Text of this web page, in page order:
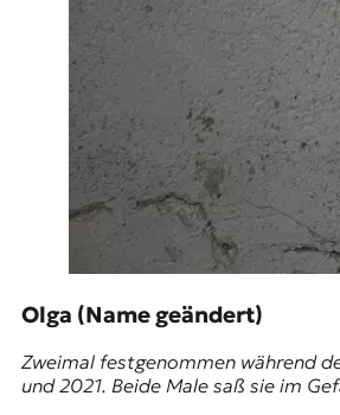
Olga (Name geändert)
Zweimal festgenommen während
und 2021. Beide Male saß sie im